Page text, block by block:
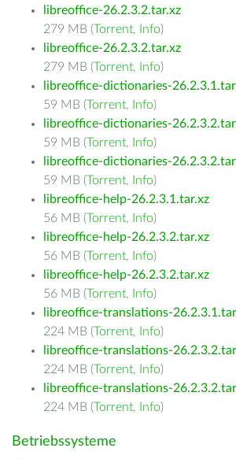
libreoffice-26.2.3.2.tar.xz
279 MB (Torrent, Info)
libreoffice-26.2.3.2.tar.xz
279 MB (Torrent, Info)
libreoffice-dictionaries-
59 MB (Torrent, Info)
libreoffice-dictionaries-
59 MB (Torrent, Info)
libreoffice-dictionaries-
59 MB (Torrent, Info)
libreoffice-help-26.2.3.1.tar.xz
56 MB (Torrent, Info)
libreoffice-help-26.2.3.2.tar.xz
56 MB (Torrent, Info)
libreoffice-help-26.2.3.2.tar.xz
56 MB (Torrent, Info)
libreoffice-translations-
224 MB (Torrent, Info)
libreoffice-translations-
224 MB (Torrent, Info)
libreoffice-translations-
224 MB (Torrent, Info)
Betriebssysteme